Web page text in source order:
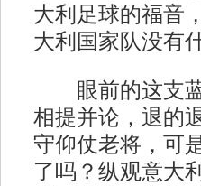
大利足球的福音
大利国家队没有
眼前的这支蓝
相提并论，退的
守仰仗老将，可
了吗？纵观意大